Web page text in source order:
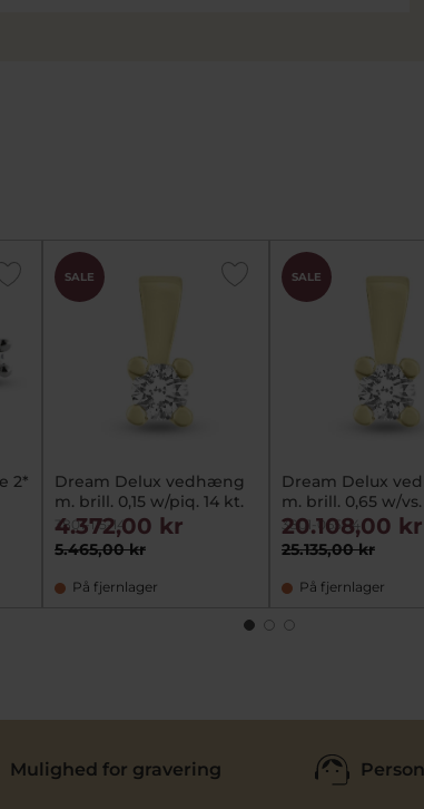
2*
SALE
Dream Delux vedhæng
m. brill. 0,15 w/piq. 14 kt.
3801-115-14
5.465,00 kr
4.372,00 kr
På fjernlager
SALE
Dream Delux
m. brill. 0,65 w/vs.
3801-065-14
25.135,00 kr
20.108,00 kr
På fjernlager
Mulighed for gravering